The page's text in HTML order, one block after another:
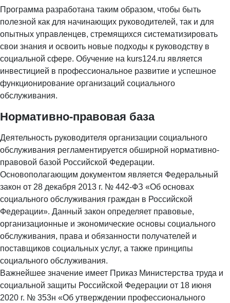
Программа разработана таким образом, чтобы быть
полезной как для начинающих руководителей, так и для
опытных управленцев, стремящихся систематизировать
свои знания и освоить новые подходы к руководству в
социальной сфере. Обучение на kurs124.ru является
инвестицией в профессиональное развитие и успешное
функционирование организаций социального
обслуживания.
Нормативно-правовая база
Деятельность руководителя организации социального
обслуживания регламентируется обширной нормативно-
правовой базой Российской Федерации.
Основополагающим документом является Федеральный
закон от 28 декабря 2013 г. № 442-ФЗ «Об основах
социального обслуживания граждан в Российской
Федерации». Данный закон определяет правовые,
организационные и экономические основы социального
обслуживания, права и обязанности получателей и
поставщиков социальных услуг, а также принципы
социального обслуживания.
Важнейшее значение имеет Приказ Министерства труда и
социальной защиты Российской Федерации от 18 июня
2020 г. № 353н «Об утверждении профессионального